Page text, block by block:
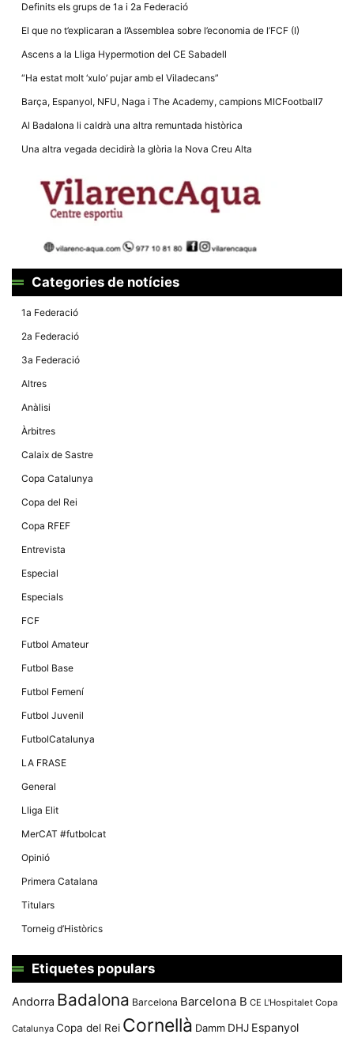
Definits els grups de 1a i 2a Federació
El que no t’explicaran a l’Assemblea sobre l’economia de l’FCF (I)
Ascens a la Lliga Hypermotion del CE Sabadell
“Ha estat molt ‘xulo’ pujar amb el Viladecans”
Barça, Espanyol, NFU, Naga i The Academy, campions MICFootball7
Al Badalona li caldrà una altra remuntada històrica
Una altra vegada decidirà la glòria la Nova Creu Alta
Categories de notícies
1a Federació
2a Federació
3a Federació
Altres
Anàlisi
Àrbitres
Calaix de Sastre
Copa Catalunya
Copa del Rei
Copa RFEF
Entrevista
Especial
Especials
FCF
Futbol Amateur
Futbol Base
Futbol Femení
Futbol Juvenil
FutbolCatalunya
LA FRASE
General
Lliga Elit
MerCAT #futbolcat
Opinió
Primera Catalana
Titulars
Torneig d’Històrics
Etiquetes populars
Andorra Badalona Barcelona Barcelona B CE L'Hospitalet Copa
Catalunya Copa del Rei Cornellà Damm DHJ Espanyol
Recopilem
estadístiques
anònima d'ús
per a millorar
estructura.
d'usuari
nostre lloc web